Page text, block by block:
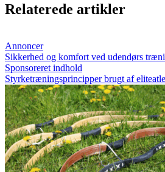
Relaterede artikler
Annoncer
Sikkerhed og komfort ved udendørs
Sponsoreret indhold
Styrketræningsprincipper brugt af